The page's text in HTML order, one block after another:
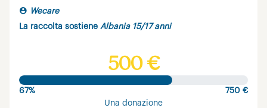
Wecare
La raccolta sostiene Albania 15/17 anni
500 €
67%
750 €
Una donazione